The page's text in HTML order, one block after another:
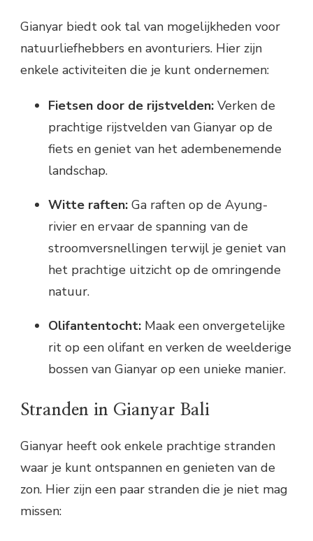
Gianyar biedt ook tal van mogelijkheden voor
natuurliefhebbers en avonturiers. Hier zijn
enkele activiteiten die je kunt ondernemen:
Fietsen door de rijstvelden: Verken de
prachtige rijstvelden van Gianyar op de
fiets en geniet van het adembenemende
landschap.
Witte raften: Ga raften op de Ayung-
rivier en ervaar de spanning van de
stroomversnellingen terwijl je geniet van
het prachtige uitzicht op de omringende
natuur.
Olifantentocht: Maak een onvergetelijke
rit op een olifant en verken de weelderige
bossen van Gianyar op een unieke manier.
Stranden in Gianyar Bali
Gianyar heeft ook enkele prachtige stranden
waar je kunt ontspannen en genieten van de
zon. Hier zijn een paar stranden die je niet mag
missen: